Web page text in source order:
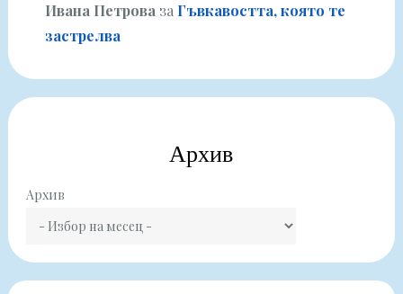
Ивана Петроваза Гъвкавостта, която те
застрелва
Архив
Архив